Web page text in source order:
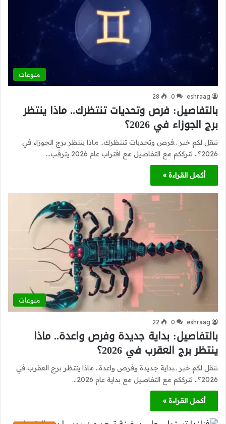
منوعات
eshraag
0
28
بالتفاصيل: فرص وتحديات تنتظرك.. ماذا ينتظر
برج الجوزاء في 2026؟
ننقل لكم خبر ..فرص وتحديات تنتظرك.. ماذا ينتظر برج الجوزاء في
2026؟.. نترككم مع التفاصيل مع اقتراب عام 2026 يترقب…
أكمل القراءة »
منوعات
eshraag
0
22
بالتفاصيل: بداية جديدة وفرص واعدة.. ماذا
ينتظر برج العقرب في 2026؟
ننقل لكم خبر ..بداية جديدة وفرص واعدة.. ماذا ينتظر برج العقرب في
2026؟.. نترككم مع التفاصيل مع بداية عام 2026…
أكمل القراءة »